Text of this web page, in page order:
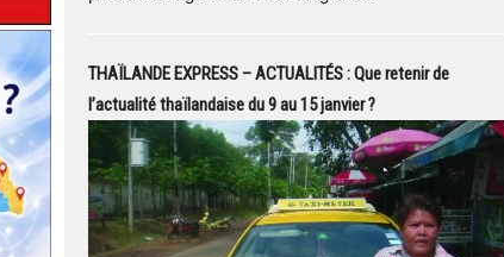
THAÏLANDE EXPRESS – ACTUALITÉS : Que retenir de
l’actualité thaïlandaise du 9 au 15 janvier ?